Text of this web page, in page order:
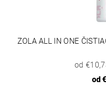
ZOLA ALL IN ONE
od
od